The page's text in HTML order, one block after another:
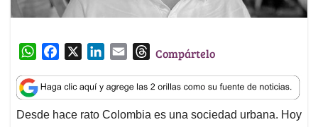
W
a
t
s
c
e
b
n
k
e
a
i
l
T
r
e
a
Compártelo
Desde hace rato Colombia es una sociedad urbana. Hoy